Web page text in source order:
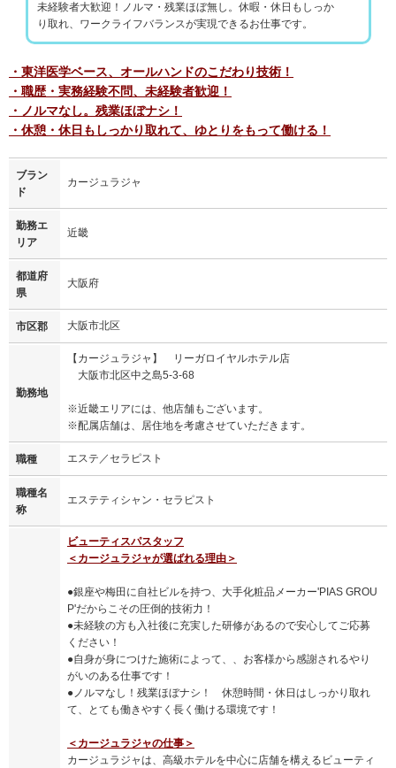
未経験者大歓迎！ノルマ・残業ほぼ無し。休暇・休日もしっか
り取れ、ワークライフバランスが実現できるお仕事です。
・東洋医学ベース、オールハンドのこだわり技術！
・職歴・実務経験不問、未経験者歓迎！
・ノルマなし。残業ほぼナシ！
・休憩・休日もしっかり取れて、ゆとりをもって働ける！
ブラン
ド
カージュラジャ
勤務エ
リア
近畿
都道府
県
大阪府
市区郡 大阪市北区
勤務地
【カージュラジャ】 リーガロイヤルホテル店
大阪市北区中之島5-3-68
※近畿エリアには、他店舗もございます。
※配属店舗は、居住地を考慮させていただきます。
職種 エステ／セラピスト
職種名
称
エステティシャン・セラピスト
ビューティスパスタッフ
＜カージュラジャが選ばれる理由＞
●銀座や梅田に自社ビルを持つ、大手化粧品メーカー'PIAS GROU
P'だからこその圧倒的技術力！
●未経験の方も入社後に充実した研修があるので安心してご応募
ください！
●自身が身につけた施術によって、、お客様から感謝されるやり
がいのある仕事です！
●ノルマなし！残業ほぼナシ！ 休憩時間・休日はしっかり取れ
て、とても働きやすく長く働ける環境です！
＜カージュラジャの仕事＞
カージュラジャは、高級ホテルを中心に店舗を構えるビューティ